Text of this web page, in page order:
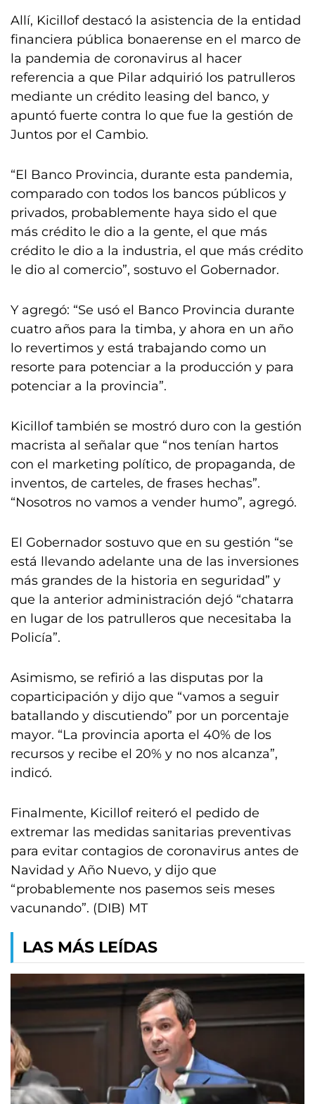
Allí, Kicillof destacó la asistencia de la entidad
financiera pública bonaerense en el marco de
la pandemia de coronavirus al hacer
referencia a que Pilar adquirió los patrulleros
mediante un crédito leasing del banco, y
apuntó fuerte contra lo que fue la gestión de
Juntos por el Cambio.
“El Banco Provincia, durante esta pandemia,
comparado con todos los bancos públicos y
privados, probablemente haya sido el que
más crédito le dio a la gente, el que más
crédito le dio a la industria, el que más crédito
le dio al comercio”, sostuvo el Gobernador.
Y agregó: “Se usó el Banco Provincia durante
cuatro años para la timba, y ahora en un año
lo revertimos y está trabajando como un
resorte para potenciar a la producción y para
potenciar a la provincia”.
Kicillof también se mostró duro con la gestión
macrista al señalar que “nos tenían hartos
con el marketing político, de propaganda, de
inventos, de carteles, de frases hechas”.
“Nosotros no vamos a vender humo”, agregó.
El Gobernador sostuvo que en su gestión “se
está llevando adelante una de las inversiones
más grandes de la historia en seguridad” y
que la anterior administración dejó “chatarra
en lugar de los patrulleros que necesitaba la
Policía”.
Asimismo, se refirió a las disputas por la
coparticipación y dijo que “vamos a seguir
batallando y discutiendo” por un porcentaje
mayor. “La provincia aporta el 40% de los
recursos y recibe el 20% y no nos alcanza”,
indicó.
Finalmente, Kicillof reiteró el pedido de
extremar las medidas sanitarias preventivas
para evitar contagios de coronavirus antes de
Navidad y Año Nuevo, y dijo que
“probablemente nos pasemos seis meses
vacunando”. (DIB) MT
LAS MÁS LEÍDAS